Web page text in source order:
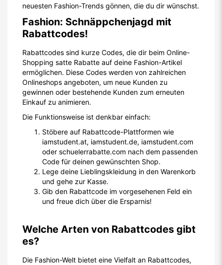
neuesten Fashion-Trends gönnen, die du dir wünschst.
Fashion: Schnäppchenjagd mit
Rabattcodes!
Rabattcodes sind kurze Codes, die dir beim Online-
Shopping satte Rabatte auf deine Fashion-Artikel
ermöglichen. Diese Codes werden von zahlreichen
Onlineshops angeboten, um neue Kunden zu
gewinnen oder bestehende Kunden zum erneuten
Einkauf zu animieren.
Die Funktionsweise ist denkbar einfach:
Stöbere auf Rabattcode-Plattformen wie
iamstudent.at, iamstudent.de, iamstudent.com
oder schuelerrabatte.com nach dem passenden
Code für deinen gewünschten Shop.
Lege deine Lieblingskleidung in den Warenkorb
und gehe zur Kasse.
Gib den Rabattcode im vorgesehenen Feld ein
und freue dich über die Ersparnis!
Welche Arten von Rabattcodes gibt
es?
Die Fashion-Welt bietet eine Vielfalt an Rabattcodes,